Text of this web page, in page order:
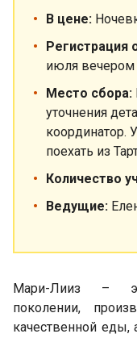
В цене:
Регистрация
июля вечером
Место сбора:
уточнения
координатор.
поехать из
Количество
Ведущие:
Мари-Лииз –
поколении,
качественной еды,